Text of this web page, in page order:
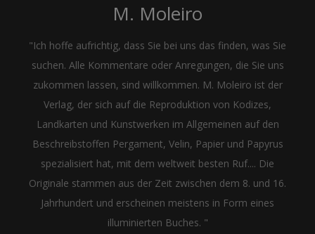
M. Moleiro
"Ich hoffe aufrichtig, dass Sie bei uns das finden, was Sie
suchen. Alle Kommentare oder Anregungen, die Sie uns
zukommen lassen, sind willkommen. M. Moleiro ist der
Verlag, der sich auf die Reproduktion von Kodizes,
Landkarten und Kunstwerken im Allgemeinen auf den
Beschreibstoffen Pergament, Velin, Papier und Papyrus
spezialisiert hat, mit dem weltweit besten Ruf.... Die
Originale stammen aus der Zeit zwischen dem 8. und 16.
Jahrhundert und erscheinen meistens in Form eines
illuminierten Buches. "